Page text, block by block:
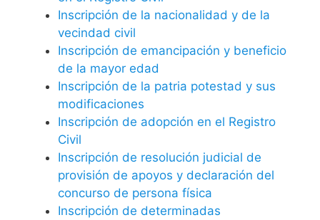
Inscripción de la nacionalidad y de la
vecindad civil
Inscripción de emancipación y beneficio
de la mayor edad
Inscripción de la patria potestad y sus
modificaciones
Inscripción de adopción en el Registro
Civil
Inscripción de resolución judicial de
provisión de apoyos y declaración del
concurso de persona física
Inscripción de determinadas